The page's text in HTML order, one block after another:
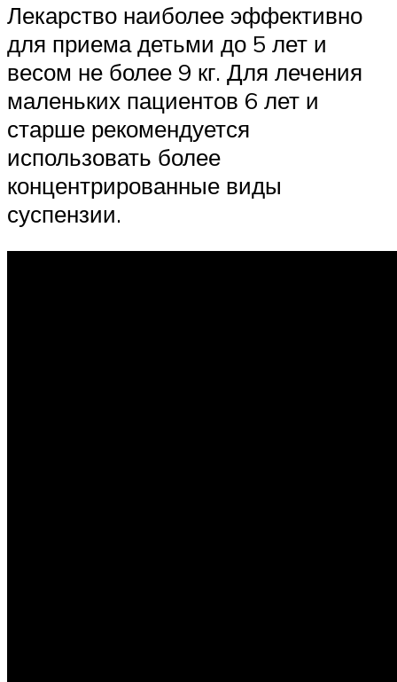
Лекарство наиболее эффективно
для приема детьми до 5 лет и
весом не более 9 кг. Для лечения
маленьких пациентов 6 лет и
старше рекомендуется
использовать более
концентрированные виды
суспензии.